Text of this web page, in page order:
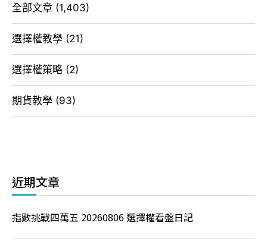
全部文章 (1,403)
選擇權教學 (21)
選擇權策略 (2)
期貨教學 (93)
近期文章
指數挑戰四萬五 20260806 選擇權看盤日記